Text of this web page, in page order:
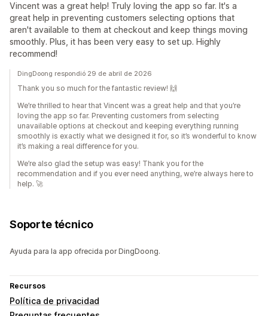
Vincent was a great help! Truly loving the app so far. It's a
great help in preventing customers selecting options that
aren't available to them at checkout and keep things moving
smoothly. Plus, it has been very easy to set up. Highly
recommend!
DingDoong respondió 29 de abril de 2026
Thank you so much for the fantastic review! 🙌
We’re thrilled to hear that Vincent was a great help and that you’re
loving the app so far. Preventing customers from selecting
unavailable options at checkout and keeping everything running
smoothly is exactly what we designed it for, so it’s wonderful to know
it’s making a real difference for you.
We’re also glad the setup was easy! Thank you for the
recommendation and if you ever need anything, we’re always here to
help. 🚀
Soporte técnico
Ayuda para la app ofrecida por DingDoong.
Recursos
Política de privacidad